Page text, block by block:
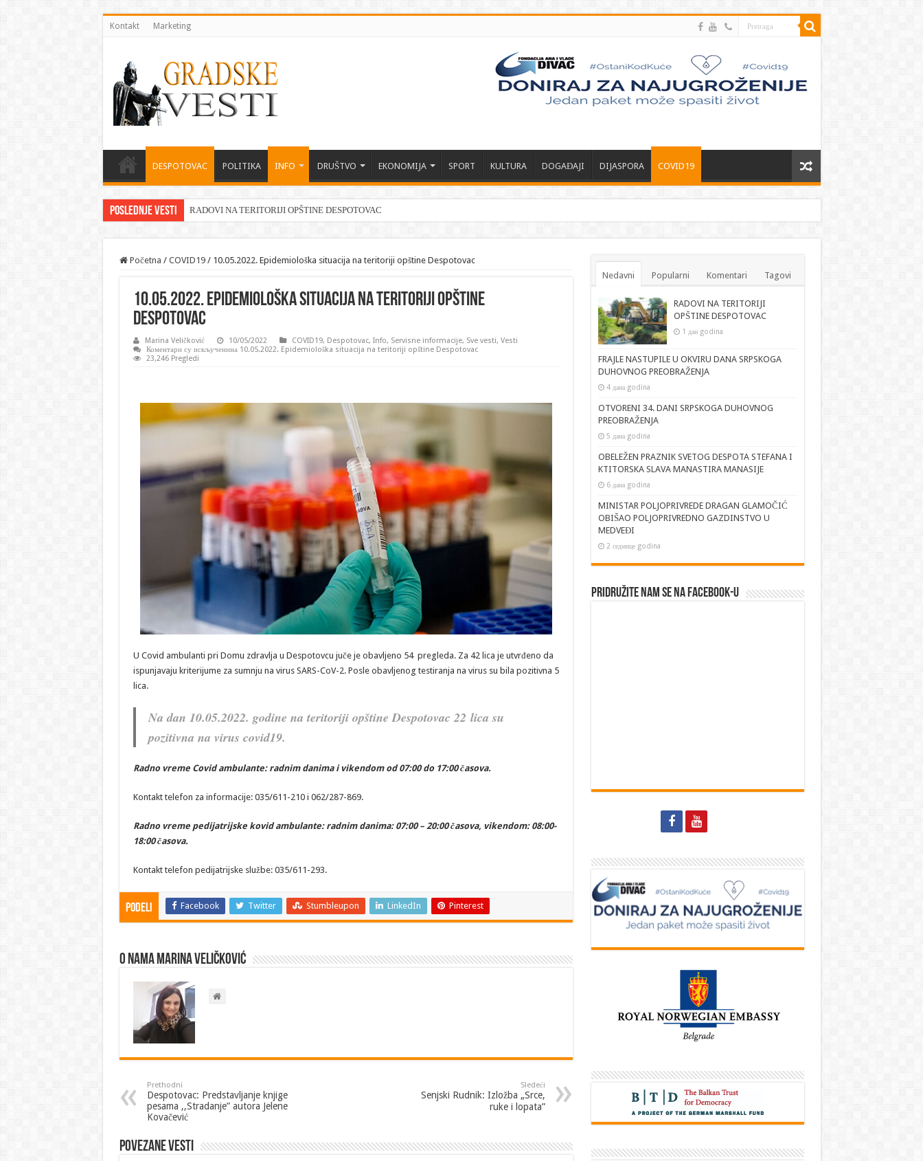
Kontakt Marketing
DESPOTOVAC POLITIKA INFO DRUŠTVO EKONOMIJA SPORT KULTURA DOGAĐAJI DIJASPORA COVID19
Poslednje vesti RADOVI NA TERITORIJI OPŠTINE DESPOTOVAC
Početna / COVID19 / 10.05.2022. Epidemiološka situacija na teritoriji opštine Despotovac
10.05.2022. Epidemiološka situacija na teritoriji opštine
Despotovac
Marina Veličković 10/05/2022 COVID19, Despotovac, Info, Servisne informacije, Sve vesti, Vesti
Коментари су искљученина 10.05.2022. Epidemiološka situacija na teritoriji opštine Despotovac
23,246 Pregledi
U Covid ambulanti pri Domu zdravlja u Despotovcu juče je obavljeno 54 pregleda. Za 42 lica je utvrđeno da
ispunjavaju kriterijume za sumnju na virus SARS-CoV-2. Posle obavljenog testiranja na virus su bila pozitivna 5
lica.
Na dan 10.05.2022. godine na teritoriji opštine Despotovac 22 lica su
pozitivna na virus covid19.
Radno vreme Covid ambulante: radnim danima i vikendom od 07:00 do 17:00 časova.
Kontakt telefon za informacije: 035/611-210 i 062/287-869.
Radno vreme pedijatrijske kovid ambulante: radnim danima: 07:00 – 20:00 časova, vikendom: 08:00-
18:00 časova.
Kontakt telefon pedijatrijske službe: 035/611-293.
Podeli Facebook Twitter Stumbleupon LinkedIn Pinterest
O nama Marina Veličković
Prethodni
Despotovac: Predstavljanje knjige
pesama ,,Stradanje” autora Jelene
Kovačević
Sledeći
Senjski Rudnik: Izložba „Srce,
ruke i lopata”
Povezane vesti
Nedavni Popularni Komentari Tagovi
RADOVI NA TERITORIJI
OPŠTINE DESPOTOVAC
1 дан godina
FRAJLE NASTUPILE U OKVIRU DANA SRPSKOGA
DUHOVNOG PREOBRAŽENJA
4 дана godina
OTVORENI 34. DANI SRPSKOGA DUHOVNOG
PREOBRAŽENJA
5 дана godina
OBELEŽEN PRAZNIK SVETOG DESPOTA STEFANA I
KTITORSKA SLAVA MANASTIRA MANASIJE
6 дана godina
MINISTAR POLJOPRIVREDE DRAGAN GLAMOČIĆ
OBIŠAO POLJOPRIVREDNO GAZDINSTVO U
MEDVEĐI
2 седмице godina
Pridružite nam se na Facebook-u